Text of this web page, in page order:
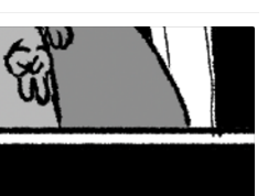
くれの意見でした。